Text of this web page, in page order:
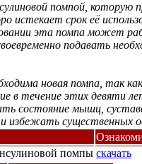
помпой, которую
истекает срок её
эта помпа может
подавать
новая помпа, так
в течение этих девяти
состояние мышц,
и избежать существенных
помпы скачать